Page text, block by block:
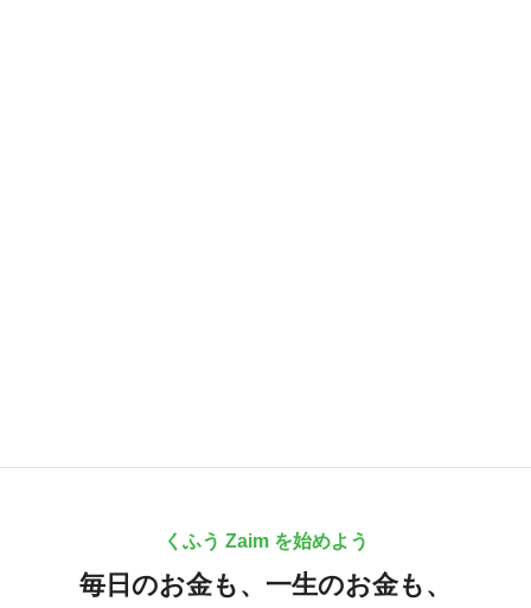
くふう Zaim を始めよう
毎日のお金も、 一生のお金も、